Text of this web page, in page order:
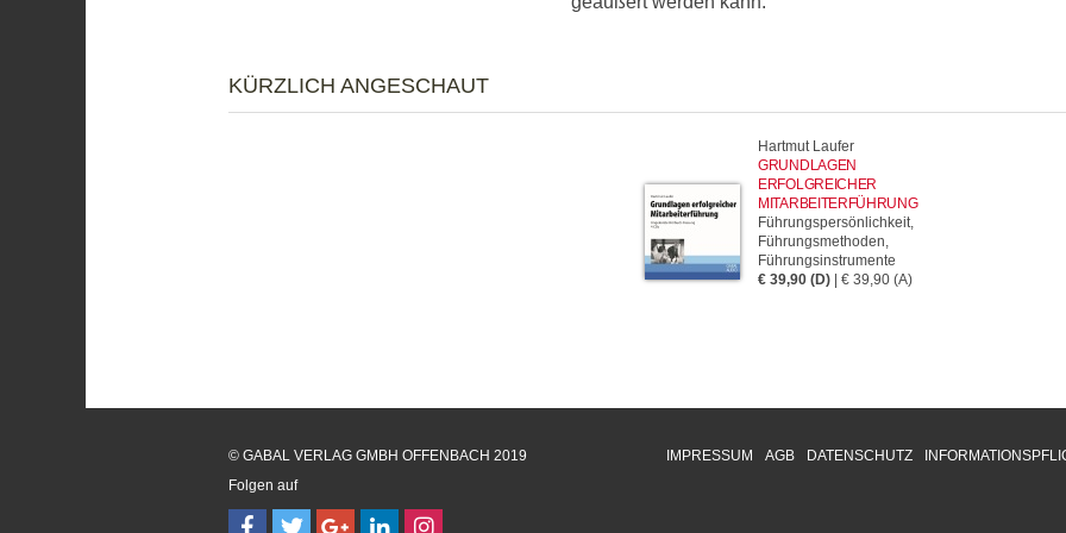
KÜRZLICH ANGESCHAUT
Hartmut Laufer
GRUNDLAGEN
ERFOLGREICHER
MITARBEITERFÜHRUNG
Führungspersönlichkeit,
Führungsmethoden,
Führungsinstrumente
€ 39,90 (D) | € 39,90 (A)
IMPRESSUM AGB DATENSCHUTZ
© GABAL VERLAG GMBH OFFENBACH 2019
Folgen auf